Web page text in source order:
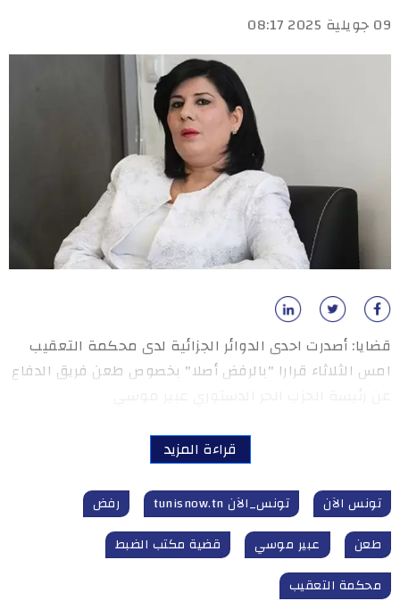
09 جويلية 2025 08:17
قضايا: أصدرت احدى الدوائر الجزائية لدى محكمة التعقيب
امس الثلاثاء قرارا "بالرفض أصلا" بخصوص طعن فريق الدفاع
قراءة المزيد
تونس الآن تونس_الآن tunisnow.tn
رفض
طعن
عبير موسي
قضية مكتب الضبط
محكمة التعقيب